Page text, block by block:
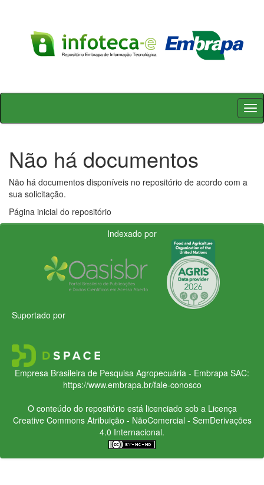
Skip
Não há documentos
Não há documentos disponíveis no repositório de acordo com a
sua solicitação.
Página inicial do repositório
Indexado por
Suportado por
Empresa Brasileira de Pesquisa Agropecuária - Embrapa SAC:
https://www.embrapa.br/fale-conosco
O conteúdo do repositório está licenciado sob a Licença
Creative CommonsAtribuição - NãoComercial - SemDerivações
4.0 Internacional.